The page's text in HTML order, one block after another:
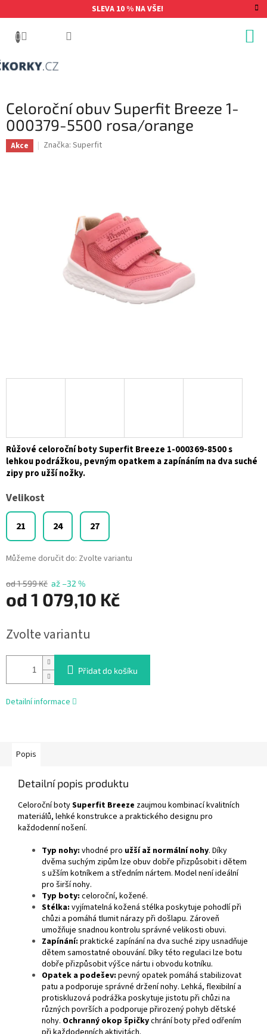
na
SLEVA 10 % NA VŠE!
Celoroční obuv Superfit Breeze 1-
000379-5500 rosa/orange
Akce Značka: Superfit
od 1 599 Kč až –32 %
od 1 079,10 Kč
cena:
Zvolte variantu
Velikost
21 24 27
Můžeme doručit do: Zvolte variantu
Přidat do košíku
Růžové celoroční boty Superfit Breeze 1-000369-8500 s
lehkou podrážkou, pevným opatkem a zapínáním na dva suché
zipy pro užší nožky.
Detailní informace
Popis
Detailní popis produktu
Celoroční botySuperfit Breeze zaujmou kombinací kvalitních
materiálů, lehké konstrukce a praktického designu pro
každodenní nošení.
Typ nohy: vhodné pro užší až normální nohy. Díky
dvěma suchým zipům lze obuv dobře přizpůsobit i dětem
s užším kotníkem a středním nártem. Model není ideální
pro širší nohy.
Typ boty: celoroční, kožené.
Stélka: vyjímatelná kožená stélka poskytuje pohodlí při
chůzi a pomáhá tlumit nárazy při došlapu. Zároveň
umožňuje snadnou kontrolu správné velikosti obuvi.
Zapínání: praktické zapínání na dva suché zipy usnadňuje
dětem samostatné obouvání. Díky této regulaci lze botu
dobře přizpůsobit výšce nártu i obvodu kotníku.
Opatek a podešev: pevný opatek pomáhá stabilizovat
patu a podporuje správné držení nohy. Lehká, flexibilní a
protiskluzová podrážka poskytuje jistotu při chůzi na
různých površích a podporuje přirozený pohyb dětské
nohy. Ochranný okop špičkychrání boty před odřením